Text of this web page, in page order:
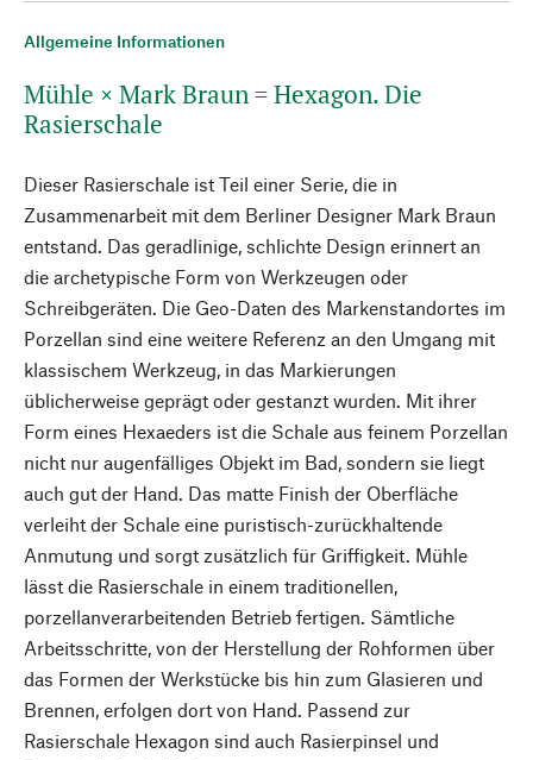
Allgemeine Informationen
Mühle × Mark Braun = Hexagon. Die
Rasierschale
Dieser Rasierschale ist Teil einer Serie, die in
Zusammenarbeit mit dem Berliner Designer Mark Braun
entstand. Das geradlinige, schlichte Design erinnert an
die archetypische Form von Werkzeugen oder
Schreibgeräten. Die Geo-Daten des Markenstandortes im
Porzellan sind eine weitere Referenz an den Umgang mit
klassischem Werkzeug, in das Markierungen
üblicherweise geprägt oder gestanzt wurden. Mit ihrer
Form eines Hexaeders ist die Schale aus feinem Porzellan
nicht nur augenfälliges Objekt im Bad, sondern sie liegt
auch gut der Hand. Das matte Finish der Oberfläche
verleiht der Schale eine puristisch-zurückhaltende
Anmutung und sorgt zusätzlich für Griffigkeit. Mühle
lässt die Rasierschale in einem traditionellen,
porzellanverarbeitenden Betrieb fertigen. Sämtliche
Arbeitsschritte, von der Herstellung der Rohformen über
das Formen der Werkstücke bis hin zum Glasieren und
Brennen, erfolgen dort von Hand. Passend zur
Rasierschale Hexagon sind auch Rasierpinsel und